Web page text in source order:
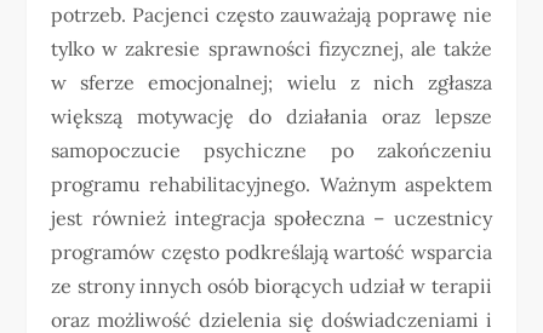
potrzeb. Pacjenci często zauważają poprawę nie
tylko w zakresie sprawności fizycznej, ale także
w sferze emocjonalnej; wielu z nich zgłasza
większą motywację do działania oraz lepsze
samopoczucie psychiczne po zakończeniu
programu rehabilitacyjnego. Ważnym aspektem
jest również integracja społeczna – uczestnicy
programów często podkreślają wartość wsparcia
ze strony innych osób biorących udział w terapii
oraz możliwość dzielenia się doświadczeniami i